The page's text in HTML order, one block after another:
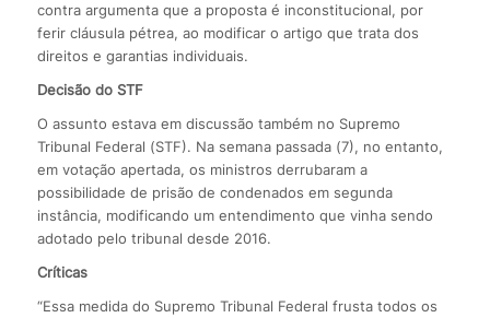
contra argumenta que a proposta é inconstitucional, por
ferir cláusula pétrea, ao modificar o artigo que trata dos
direitos e garantias individuais.
Decisão do STF
O assunto estava em discussão também no Supremo
Tribunal Federal (STF). Na semana passada (7), no entanto,
em votação apertada, os ministros derrubaram a
possibilidade de prisão de condenados em segunda
instância, modificando um entendimento que vinha sendo
adotado pelo tribunal desde 2016.
Críticas
“Essa medida do Supremo Tribunal Federal frusta todos os